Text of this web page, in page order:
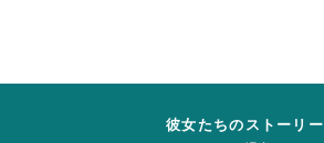
彼女たちのストーリー